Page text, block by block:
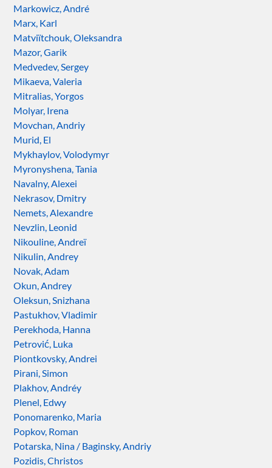
Markowicz, André
Marx, Karl
Matviïtchouk, Oleksandra
Mazor, Garik
Medvedev, Sergey
Mikaeva, Valeria
Mitralias, Yorgos
Molyar, Irena
Movchan, Andriy
Murid, El
Mykhaylov, Volodymyr
Myronyshena, Tania
Navalny, Alexei
Nekrasov, Dmitry
Nemets, Alexandre
Nevzlin, Leonid
Nikouline, Andreï
Nikulin, Andrey
Novak, Adam
Okun, Andrey
Oleksun, Snizhana
Pastukhov, Vladimir
Perekhoda, Hanna
Petrović, Luka
Piontkovsky, Andrei
Pirani, Simon
Plakhov, Andréy
Plenel, Edwy
Ponomarenko, Maria
Popkov, Roman
Potarska, Nina / Baginsky, Andriy
Pozidis, Christos